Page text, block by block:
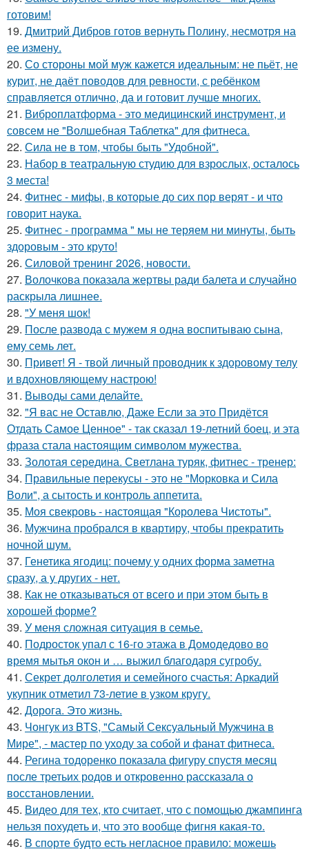
готовим!
19. Дмитрий Дибров готов вернуть Полину, несмотря на
ее измену.
20. Со стороны мой муж кажется идеальным: не пьёт, не
курит, не даёт поводов для ревности, с ребёнком
справляется отлично, да и готовит лучше многих.
21. Виброплатформа - это медицинский инструмент, и
совсем не "Волшебная Таблетка" для фитнеса.
22. Сила не в том, чтобы быть "Удобной".
23. Набор в театральную студию для взрослых, осталось
3 места!
24. Фитнес - мифы, в которые до сих пор верят - и что
говорит наука.
25. Фитнес - программа " мы не теряем ни минуты, быть
здоровым - это круто!
26. Силовой тренинг 2026, новости.
27. Волочкова показала жертвы ради балета и случайно
раскрыла лишнее.
28. "У меня шок!
29. После развода с мужем я одна воспитываю сына,
ему семь лет.
30. Привет! Я - твой личный проводник к здоровому телу
и вдохновляющему настрою!
31. Выводы сами делайте.
32. "Я вас не Оставлю, Даже Если за это Придётся
Отдать Самое Ценное" - так сказал 19-летний боец, и эта
фраза стала настоящим символом мужества.
33. Золотая середина. Светлана туряк, фитнес - тренер:
34. Правильные перекусы - это не "Морковка и Сила
Воли", а сытость и контроль аппетита.
35. Моя свекровь - настоящая "Королева Чистоты".
36. Мужчина пробрался в квартиру, чтобы прекратить
ночной шум.
37. Генетика ягодиц: почему у одних форма заметна
сразу, а у других - нет.
38. Как не отказываться от всего и при этом быть в
хорошей форме?
39. У меня сложная ситуация в семье.
40. Подросток упал с 16-го этажа в Домодедово во
время мытья окон и … выжил благодаря сугробу.
41. Секрет долголетия и семейного счастья: Аркадий
укупник отметил 73-летие в узком кругу.
42. Дорога. Это жизнь.
43. Чонгук из BTS, "Самый Сексуальный Мужчина в
Мире", - мастер по уходу за собой и фанат фитнеса.
44. Регина тодоренко показала фигуру спустя месяц
после третьих родов и откровенно рассказала о
восстановлении.
45. Видео для тех, кто считает, что с помощью джампинга
нельзя похудеть и, что это вообще фигня какая-то.
46. В спорте будто есть негласное правило: можешь